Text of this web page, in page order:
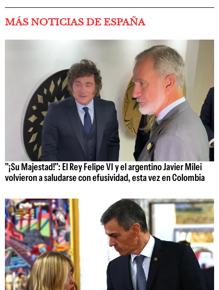
MÁS NOTICIAS DE ESPAÑA
"¡Su Majestad!": El Rey Felipe VI y el argentino Javier Milei
volvieron a saludarse con efusividad, esta vez en Colombia